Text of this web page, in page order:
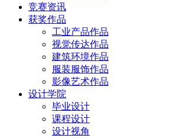
竞赛资讯
获奖作品
工业产品作品
视觉传达作品
建筑环境作品
服装服饰作品
影像艺术作品
设计学院
毕业设计
课程设计
设计视角